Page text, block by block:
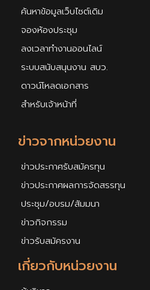
เกี่ยวกับหน่วยงาน
ข่าวจากหน่วยงาน
ข่าวประกาศรับสมัครทุน
ข่าวประกาศผลการจัดสรรทุน
ประชุม/อบรม/สัมมนา
ข่าวกิจกรรม
ข่าวรับสมัครงาน
ค้นหาข้อมูลเว็บไซต์เดิม
จองห้องประชุม
ลงเวลาทำงานออนไลน์
ระบบสนับสนุนงาน สบว.
ดาวน์โหลดเอกสาร
สำหรับเจ้าหน้าที่